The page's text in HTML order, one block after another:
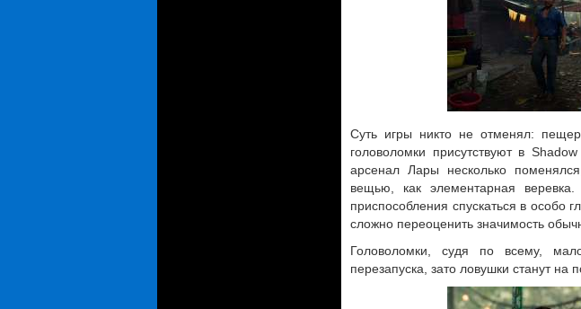
Суть игры никто не отменял:
головоломки присутствуют в
арсенал Лары несколько
вещью, как элементарная
приспособления спускаться в особо
сложно переоценить значимость
Головоломки, судя по всему,
перезапуска, зато ловушки станут